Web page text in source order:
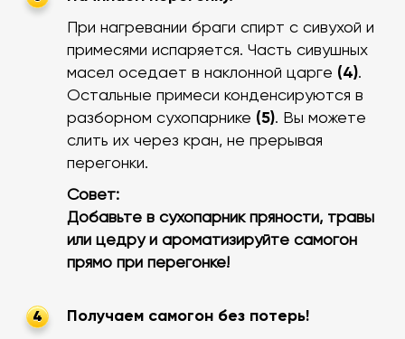
При нагревании браги спирт с сивухой и
примесями испаряется. Часть сивушных
масел оседает в наклонной царге (4).
Остальные примеси конденсируются в
разборном сухопарнике (5). Вы можете
слить их через кран, не прерывая
перегонки.
Совет:
Добавьте в сухопарник пряности, травы
или цедру и ароматизируйте самогон
прямо при перегонке!
4
Получаем самогон без потерь!